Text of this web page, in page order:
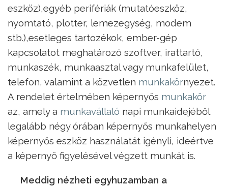
eszköz),egyéb perifériák (mutatóeszköz,
nyomtató, plotter, lemezegység, modem
stb.),esetleges tartozékok, ember-gép
kapcsolatot meghatározó szoftver, irattartó,
munkaszék, munkaasztal vagy munkafelület,
telefon, valamint a közvetlen munkakörnyezet.
A rendelet értelmében képernyős munkakör
az, amely a munkavállaló napi munkaidejéből
legalább négy órában képernyős munkahelyen
képernyős eszköz használatát igényli, ideértve
a képernyő figyelésével végzett munkát is.
Meddig nézheti egyhuzamban a